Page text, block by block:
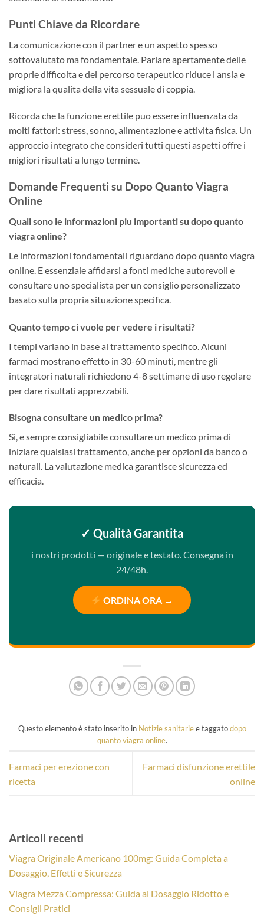
Punti Chiave da Ricordare
La comunicazione con il partner e un aspetto spesso
sottovalutato ma fondamentale. Parlare apertamente delle
proprie difficolta e del percorso terapeutico riduce l ansia e
migliora la qualita della vita sessuale di coppia.
Ricorda che la funzione erettile puo essere influenzata da
molti fattori: stress, sonno, alimentazione e attivita fisica. Un
approccio integrato che consideri tutti questi aspetti offre i
migliori risultati a lungo termine.
Domande Frequenti su Dopo Quanto Viagra
Online
Quali sono le informazioni piu importanti su dopo quanto
viagra online?
Le informazioni fondamentali riguardano dopo quanto viagra
online. E essenziale affidarsi a fonti mediche autorevoli e
consultare uno specialista per un consiglio personalizzato
basato sulla propria situazione specifica.
Quanto tempo ci vuole per vedere i risultati?
I tempi variano in base al trattamento specifico. Alcuni
farmaci mostrano effetto in 30-60 minuti, mentre gli
integratori naturali richiedono 4-8 settimane di uso regolare
per dare risultati apprezzabili.
Bisogna consultare un medico prima?
Si, e sempre consigliabile consultare un medico prima di
iniziare qualsiasi trattamento, anche per opzioni da banco o
naturali. La valutazione medica garantisce sicurezza ed
efficacia.
✓ Qualità Garantita
i nostri prodotti — originale e testato. Consegna in
24/48h.
ORDINA ORA →
Questo elemento è stato inserito in Notizie sanitariee taggatodopo
quanto viagra online.
Farmaci per erezione con
ricetta
Farmaci disfunzione erettile
online
Articoli recenti
Viagra Originale Americano 100mg: Guida Completa a
Dosaggio, Effetti e Sicurezza
Viagra Mezza Compressa: Guida al Dosaggio Ridotto e
Consigli Pratici